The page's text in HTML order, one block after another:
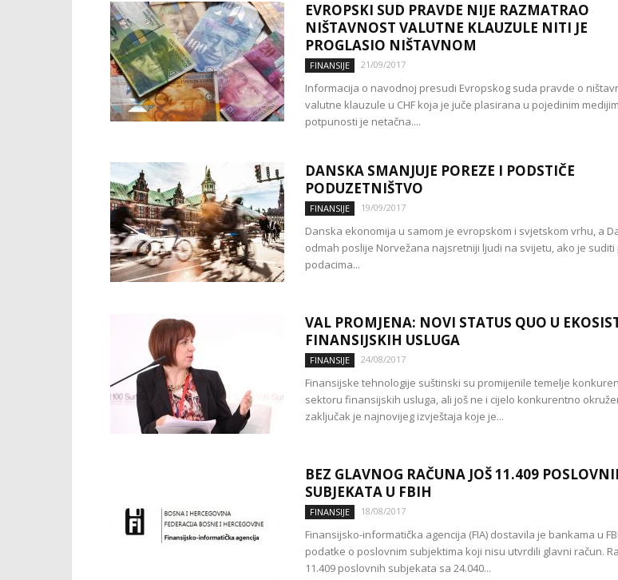
EVROPSKI SUD PRAVDE NIJE RAZMATRAO
NIŠTAVNOST VALUTNE KLAUZULE NITI JE
PROGLASIO NIŠTAVNOM
FINANSIJE 21/09/2017
Informacija o navodnoj presudi Evropskog suda pravde o
valutne klauzule u CHF koja je juče plasirana u pojedinim
potpunosti je netačna....
DANSKA SMANJUJE POREZE I PODSTIČE
PODUZETNIŠTVO
FINANSIJE 19/09/2017
Danska ekonomija u samom je evropskom i svjetskom vrhu, a
odmah poslije Norvežana najsretniji ljudi na svijetu, ako je suditi
podacima...
VAL PROMJENA: NOVI STATUS QUO U
FINANSIJSKIH USLUGA
FINANSIJE 24/08/2017
Finansijske tehnologije suštinski su promijenile temelje
sektoru finansijskih usluga, ali još ne i cijelo konkurentno
zaključak je najnovijeg izvještaja koje je...
BEZ GLAVNOG RAČUNA JOŠ 11.409
SUBJEKATA U FBIH
FINANSIJE 18/08/2017
Finansijsko-informatička agencija (FIA) dostavila je bankama u
podatke o poslovnim subjektima koji nisu utvrdili glavni račun.
11.409 poslovnih subjekata sa 24.040...